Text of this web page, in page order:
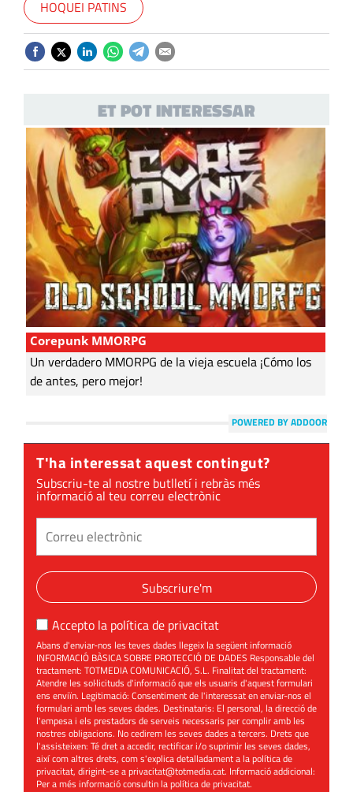
HOQUEI PATINS
ET POT INTERESSAR
Corepunk MMORPG
Un verdadero MMORPG de la vieja escuela ¡Cómo los
de antes, pero mejor!
POWERED BY ADDOOR
T'ha interessat aquest contingut?
Subscriu-te al nostre butlletí i rebràs més
informació al teu correu electrònic
Subscriure'm
Accepto la política de privacitat
Abans d'enviar-nos les teves dades llegeix la següent informació
INFORMACIÓ BÀSICA SOBRE PROTECCIÓ DE DADES Responsable del
tractament: TOTMEDIA COMUNICACIÓ, S.L. Finalitat del tractament:
Atendre les sol·licituds d'informació que els usuaris d'aquest formulari
ens enviïn. Legitimació: Consentiment de l'interessat en enviar-nos el
formulari amb les seves dades. Destinataris: El personal, la direcció de
l'empesa i els prestadors de serveis necessaris per complir amb les
nostres obligacions. No cedirem les seves dades a tercers. Drets que
l'assisteixen: Té dret a accedir, rectificar i/o suprimir les seves dades,
així com altres drets, com s'explica detalladament a la política de
privacitat, dirigint-se aprivacitat@totmedia.cat. Informació addicional:
Per a més informació consultin lapolítica de privacitat.